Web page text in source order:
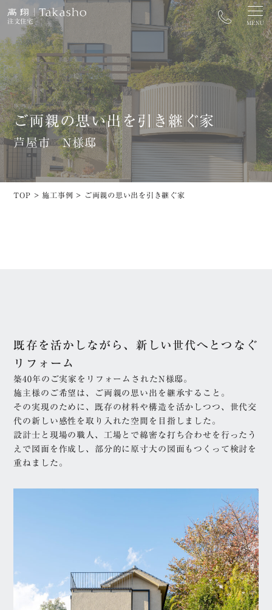
注文住宅 MENU
トップ
高翔の家づくり
お客様の声
企業情報
ZEH
長期優良住宅
高翔企業サイト
カタログ資料請求
街なかモデルハウス予約 開催中のイベントを探す
ご両親の思い出を引き継ぐ家
芦屋市 N様邸
TOP > 施工事例 > ご両親の思い出を引き継ぐ家
既存を活かしながら、新しい世代へとつなぐ
リフォーム
築40年のご実家をリフォームされたN様邸。
施主様のご希望は、ご両親の思い出を継承すること。
その実現のために、既存の材料や構造を活かしつつ、世代交
代の新しい感性を取り入れた空間を目指しました。
設計士と現場の職人、工場とで綿密な打ち合わせを行ったう
えで図面を作成し、部分的に原寸大の図面もつくって検討を
重ねました。